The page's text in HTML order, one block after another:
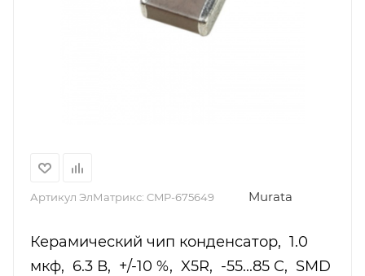
Артикул ЭлМатрикс: CMP-675649 Murata
Керамический чип конденсатор, 1.0
мкф, 6.3 В, +/-10 %, X5R, -55...85 C, SMD